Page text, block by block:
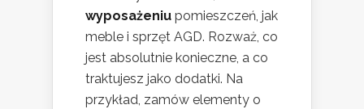
wyposażeniu pomieszczeń, jak
meble i sprzęt AGD. Rozważ, co
jest absolutnie konieczne, a co
traktujesz jako dodatki. Na
przykład, zamów elementy o